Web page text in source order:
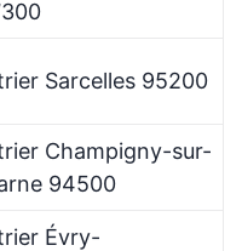
Sarcelles 95200
Champigny-sur-
94500
Évry-